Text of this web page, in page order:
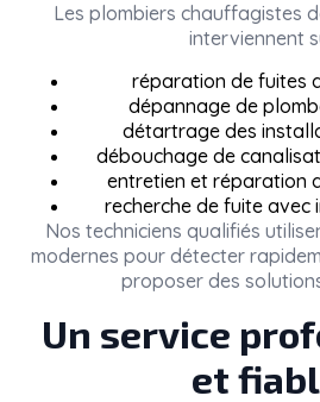
Les plombiers chauffagistes
interviennent
réparation de fuites
dépannage de
détartrage des
débouchage de
entretien et réparation
recherche de fuite avec
Nos techniciens qualifiés
modernes pour détecter
proposer des
Un service
et